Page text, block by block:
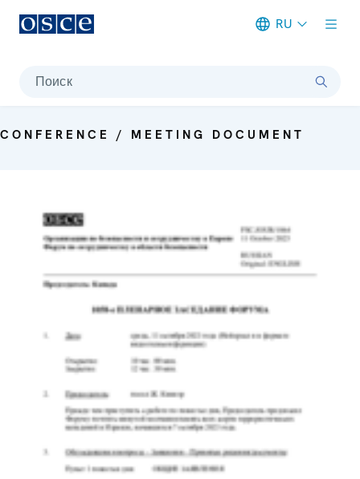
RU
Поиск
CONFERENCE / MEETING DOCUMENT